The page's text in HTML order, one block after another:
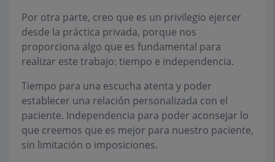
Por otra parte, creo que es un privilegio ejercer
desde la práctica privada, porque nos
proporciona algo que es fundamental para
realizar este trabajo: tiempo e independencia.
Tiempo para una escucha atenta y poder
establecer una relación personalizada con el
paciente. Independencia para poder aconsejar lo
que creemos que es mejor para nuestro paciente,
sin limitación o imposiciones.